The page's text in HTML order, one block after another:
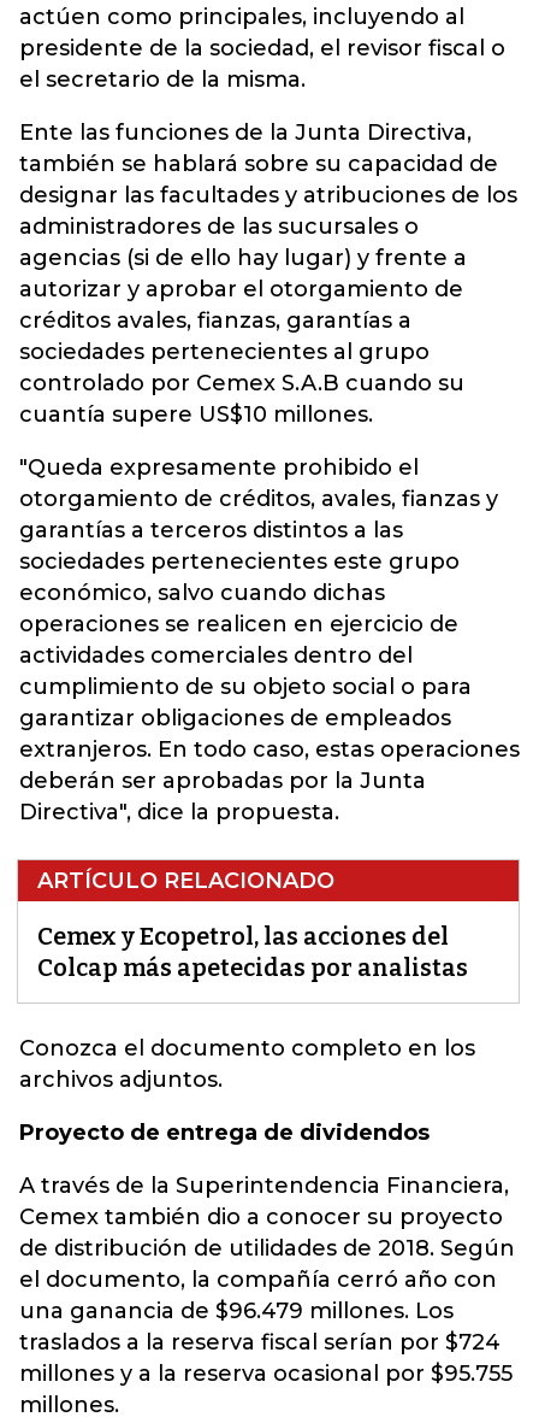
actúen como principales, incluyendo al
presidente de la sociedad, el revisor fiscal o
el secretario de la misma.
Ente las funciones de la Junta Directiva,
también se hablará sobre su capacidad de
designar las facultades y atribuciones de los
administradores de las sucursales o
agencias (si de ello hay lugar) y frente a
autorizar y aprobar el otorgamiento de
créditos avales, fianzas, garantías a
sociedades pertenecientes al grupo
controlado por Cemex S.A.B cuando su
cuantía supere US$10 millones.
"Queda expresamente prohibido el
otorgamiento de créditos, avales, fianzas y
garantías a terceros distintos a las
sociedades pertenecientes este grupo
económico, salvo cuando dichas
operaciones se realicen en ejercicio de
actividades comerciales dentro del
cumplimiento de su objeto social o para
garantizar obligaciones de empleados
extranjeros. En todo caso, estas operaciones
deberán ser aprobadas por la Junta
Directiva", dice la propuesta.
ARTÍCULO RELACIONADO
Cemex y Ecopetrol, las acciones del
Colcap más apetecidas por analistas
Conozca el documento completo en los
archivos adjuntos.
Proyecto de entrega de dividendos
A través de la Superintendencia Financiera,
Cemex también dio a conocer su proyecto
de distribución de utilidades de 2018. Según
el documento, la compañía cerró año con
una ganancia de $96.479 millones. Los
traslados a la reserva fiscal serían por $724
millones y a la reserva ocasional por $95.755
millones.